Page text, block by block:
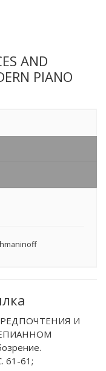
AND
PIANO
И
61-61;